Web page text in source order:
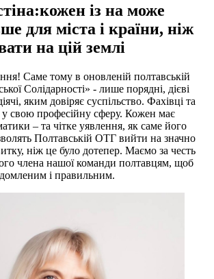
із на може
для міста і країни, ніж
на цій землі
Саме тому в оновленій полтавській
Солідарності» - лише порядні, дієві
яким довіряє суспільство. Фахівці та
у свою професійну сферу. Кожен має
– та чітке уявлення, як саме його
Полтавській ОТГ вийти на значно
ніж це було дотепер. Маємо за честь
члена нашої команди полтавцям, щоб
і правильним.